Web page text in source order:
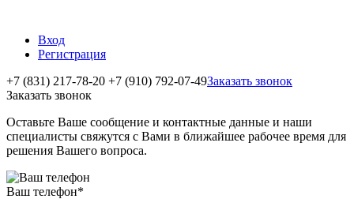
Вход
Регистрация
+7 (831) 217-78-20 +7 (910) 792-07-49Заказать звонок
Заказать звонок
Оставьте Ваше сообщение и контактные данные и наши
специалисты свяжутся с Вами в ближайшее рабочее время для
решения Вашего вопроса.
Ваш телефон*